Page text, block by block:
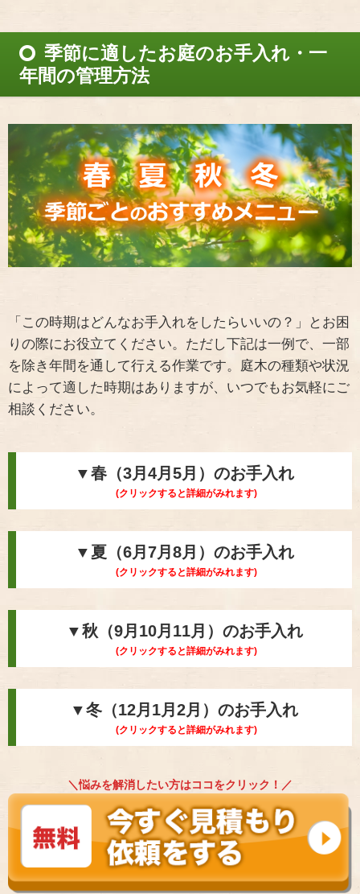
季節に適したお庭のお手入れ・一
年間の管理方法
「この時期はどんなお手入れをしたらいいの？」とお困
りの際にお役立てください。ただし下記は一例で、一部
を除き年間を通して行える作業です。庭木の種類や状況
によって適した時期はありますが、いつでもお気軽にご
相談ください。
▼春（3月4月5月）のお手入れ
(クリックすると詳細がみれます)
▼夏（6月7月8月）のお手入れ
(クリックすると詳細がみれます)
▼秋（9月10月11月）のお手入れ
(クリックすると詳細がみれます)
▼冬（12月1月2月）のお手入れ
(クリックすると詳細がみれます)
＼悩みを解消したい方はココをクリック！／